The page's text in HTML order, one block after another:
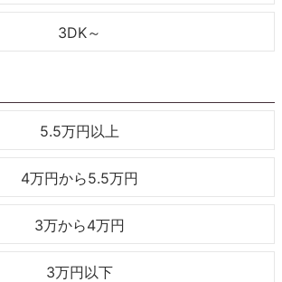
3DK～
5.5万円以上
4万円から5.5万円
3万から4万円
3万円以下